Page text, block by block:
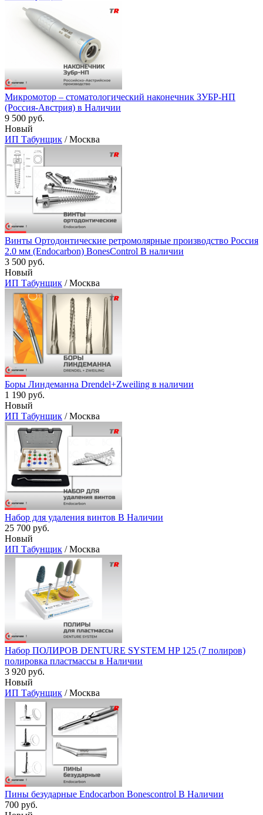
Микромотор – стоматологический наконечник ЗУБР-НП
(Россия-Австрия) в Наличии
9 500 руб.
Новый
ИП Табунщик / Москва
Винты Ортодонтические ретромолярные производство Россия
2.0 мм (Endocarbon) BonesControl В наличии
3 500 руб.
Новый
ИП Табунщик / Москва
Боры Линдеманна Drendel+Zweiling в наличии
1 190 руб.
Новый
ИП Табунщик / Москва
Набор для удаления винтов В Наличии
25 700 руб.
Новый
ИП Табунщик / Москва
Набор ПОЛИРОВ DENTURE SYSTEM HP 125 (7 полиров)
полировка пластмассы в Наличии
3 920 руб.
Новый
ИП Табунщик / Москва
Пины безударные Endocarbon Bonescontrol В Наличии
700 руб.